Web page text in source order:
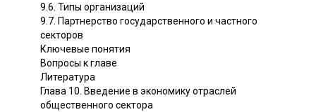
9.6. Типы организаций
9.7. Партнерство государственного и частного
секторов
Ключевые понятия
Вопросы к главе
Литература
Глава 10. Введение в экономику отраслей
общественного сектора